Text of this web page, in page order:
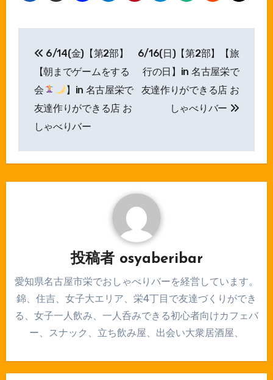
ナ
ビ
ー
6/14(金)【第2部】
【朝までゲームをする
会
】in 名古屋栄で
友達作りができる店 お
しゃべりバー
6/16(日)【第2部】【旅
行の日】in 名古屋栄で
友達作りができる店 お
しゃべりバー
投稿者 osyaberibar
愛知県名古屋市栄でおしゃべりバーを経営しています。
錦、住吉、女子大エリア、栄4丁目で友達づくりができ
る、女子一人飲み、一人呑みできる初心者向けカフェバ
ー、スナック、立ち飲み屋、出会い大衆居酒屋、